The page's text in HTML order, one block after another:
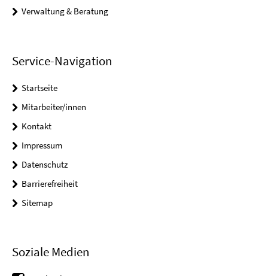
Verwaltung & Beratung
Service-Navigation
Startseite
Mitarbeiter/innen
Kontakt
Impressum
Datenschutz
Barrierefreiheit
Sitemap
Soziale Medien